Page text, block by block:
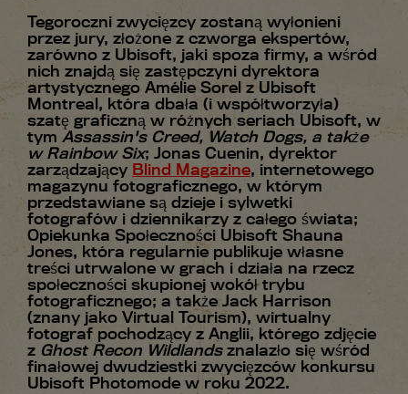
Tegoroczni zwycięzcy zostaną wyłonieni
przez jury, złożone z czworga ekspertów,
zarówno z Ubisoft, jaki spoza firmy, a wśród
nich znajdą się zastępczyni dyrektora
artystycznego Amélie Sorel z Ubisoft
Montreal, która dbała (i współtworzyła)
szatę graficzną w różnych seriach Ubisoft, w
tym Assassin's Creed, Watch Dogs, a także
w Rainbow Six; Jonas Cuenin, dyrektor
zarządzający Blind Magazine, internetowego
magazynu fotograficznego, w którym
przedstawiane są dzieje i sylwetki
fotografów i dziennikarzy z całego świata;
Opiekunka Społeczności Ubisoft Shauna
Jones, która regularnie publikuje własne
treści utrwalone w grach i działa na rzecz
społeczności skupionej wokół trybu
fotograficznego; a także Jack Harrison
(znany jako Virtual Tourism), wirtualny
fotograf pochodzący z Anglii, którego zdjęcie
z Ghost Recon Wildlandsznalazło się wśród
finałowej dwudziestki zwycięzców konkursu
Ubisoft Photomode w roku 2022.